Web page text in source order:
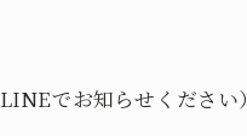
でお知らせください）